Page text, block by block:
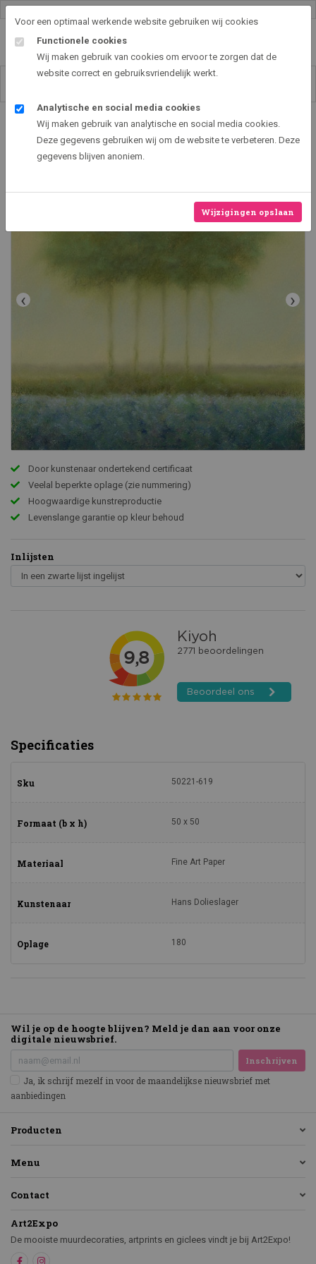
Voor een optimaal werkende website gebruiken wij cookies
Functionele cookies
Wij maken gebruik van cookies om ervoor te zorgen dat de
website correct en gebruiksvriendelijk werkt.
Analytische en social media cookies
Wij maken gebruik van analytische en social media cookies.
Deze gegevens gebruiken wij om de website te verbeteren. Deze
gegevens blijven anoniem.
Wijzigingen opslaan
Art2EXPO GallerySHOP - de leukste kunst cadeau ideeën
Blauw landschap met 5 bomen
‹ ›
Door kunstenaar ondertekend certificaat
Veelal beperkte oplage (zie nummering)
Hoogwaardige kunstreproductie
Levenslange garantie op kleur behoud
Inlijsten
Specificaties
Sku 50221-619
Formaat (b x h) 50 x 50
Materiaal Fine Art Paper
Kunstenaar Hans Dolieslager
Oplage 180
Wil je op de hoogte blijven? Meld je dan aan voor onze
digitale nieuwsbrief.
Inschrijven
Ja, ik schrijf mezelf in voor de maandelijkse nieuwsbrief met
aanbiedingen
Producten
Menu
Contact
Art2Expo
De mooiste muurdecoraties, artprints en giclees vindt je bij Art2Expo!